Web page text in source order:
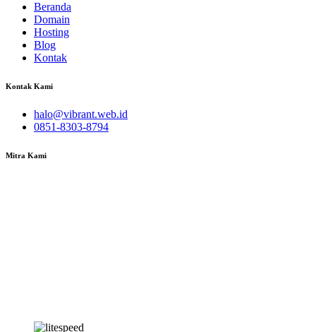
Beranda
Domain
Hosting
Blog
Kontak
Kontak Kami
halo@vibrant.web.id
0851-8303-8794
Mitra Kami